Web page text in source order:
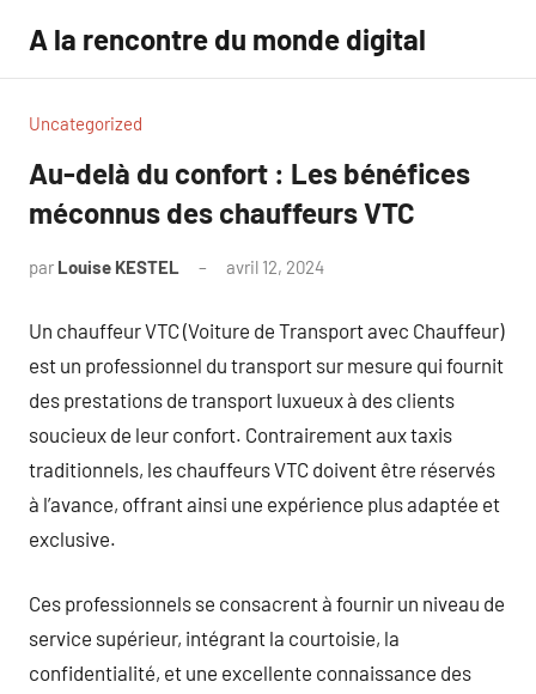
contenu
A la rencontre du monde digital
Uncategorized
Au-delà du confort : Les bénéfices
méconnus des chauffeurs VTC
par Louise KESTEL avril 12, 2024
Un chauffeur VTC (Voiture de Transport avec Chauffeur)
est un professionnel du transport sur mesure qui fournit
des prestations de transport luxueux à des clients
soucieux de leur confort. Contrairement aux taxis
traditionnels, les chauffeurs VTC doivent être réservés
à l’avance, offrant ainsi une expérience plus adaptée et
exclusive.
Ces professionnels se consacrent à fournir un niveau de
service supérieur, intégrant la courtoisie, la
confidentialité, et une excellente connaissance des